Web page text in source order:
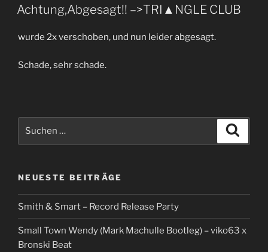
demnächst
in
AM
Achtung,Abgesagt!! –>TRI▲NGLE CLUB
wurde 2x verschoben, und nun leider abgesagt.
Schade, sehr schade.
NEUESTE BEITRÄGE
Smith & Smart – Record Release Party
Small Town Wendy (Mark Machulle Bootleg) – viko63 x
Bronski Beat